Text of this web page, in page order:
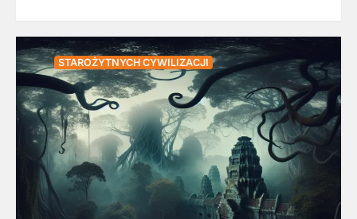
STAROŻYTNYCH CYWILIZACJI